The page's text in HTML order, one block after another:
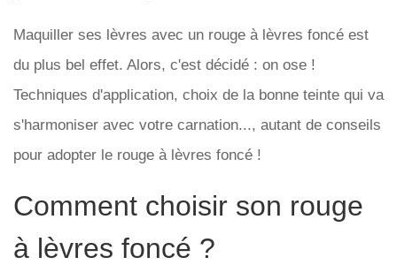
Maquiller ses lèvres avec un rouge à lèvres foncé est
du plus bel effet. Alors, c'est décidé : on ose !
Techniques d'application, choix de la bonne teinte qui va
s'harmoniser avec votre carnation..., autant de conseils
pour adopter le rouge à lèvres foncé !
Comment choisir son rouge
à lèvres foncé ?